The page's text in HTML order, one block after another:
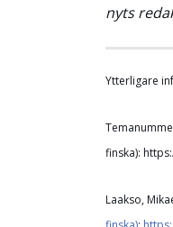
nyts
Ytterligare
finska):
Laakso,